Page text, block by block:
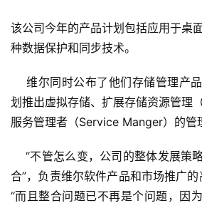
该公司今年的产品计划包括应用于桌
种数据保护和同步技术。
维尔同时公布了他们存储管理产
划推出虚拟存储、扩展存储资源管理
服务管理者（Service Manger）的管
“不管怎么变，公司的整体发展策
合”，负责维尔软件产品和市场推广的
“而且整合问题已不再是个问题，因